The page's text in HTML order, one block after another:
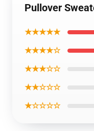
Pullover
★★★★★
★★★★☆
★★★☆☆
★★☆☆☆
★☆☆☆☆